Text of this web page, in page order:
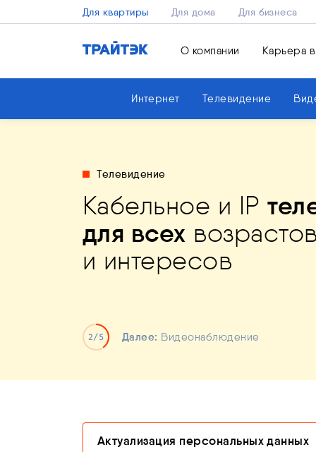
Для квартиры Для дома Для бизнеса
О компании Карьера
Интернет Телевидение
Выгодный Интернет
для решения любых задач
Телевидение
Кабельное и IP
для всех возрастов
и интересов
спокоен за близких
и имущество
Мобильное приложение
"ТРАЙТЭК. Личный
Скачай уже сейчас!
Новый уровень
безопасностии комфорта
2/5 Далее: Видеонаблюдение
Актуализация персональных данных